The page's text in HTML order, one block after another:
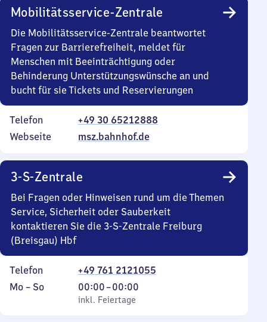
Mobilitätsservice-Zentrale
Die Mobilitätsservice-Zentrale beantwortet
Fragen zur Barrierefreiheit, meldet für
Menschen mit Beeinträchtigung oder
Behinderung Unterstützungswünsche an und
bucht für sie Tickets und Reservierungen
Telefon
+49 30 65212888
Webseite
msz.bahnhof.de
3-S-Zentrale
Bei Fragen oder Hinweisen rund um die Themen
Service, Sicherheit oder Sauberkeit
kontaktieren Sie die 3-S-Zentrale Freiburg
(Breisgau) Hbf
Telefon
+49 761 2121055
Montag
Mo – So,
inkl. Feiertage
00:00–00:00
Von
0
inkl. Feiertage